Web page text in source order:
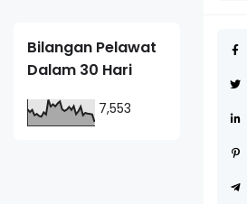
Bilangan Pelawat
Dalam 30 Hari
7,553